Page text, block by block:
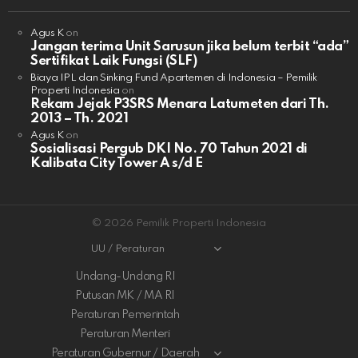
Agus Kon
Jangan terima Unit Sarusun jika belum terbit “ada”
Sertifikat Laik Fungsi (SLF)
Biaya IPL dan Sinking Fund Apartemen di Indonesia – Pemilik
Properti Indonesia on
Rekam Jejak P3SRS Menara Latumeten dari Th.
2013 – Th. 2021
Agus Kon
Sosialisasi Pergub DKI No. 70 Tahun 2021 di
Kalibata City Tower A s/d E
© 2026 Pemilik Properti Indonesia
UU / Peraturan
Undang-Undang RI
Putusan MK / MA RI
Peraturan Pemerintah
Peraturan Menteri
Peraturan Gubernur / Daerah